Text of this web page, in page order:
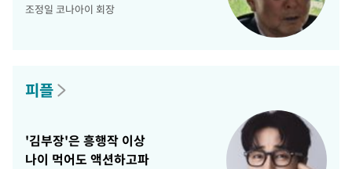
조정일 코나아이 회장
피플
'김부장'은 흥행작 이상
나이 먹어도 액션하고파